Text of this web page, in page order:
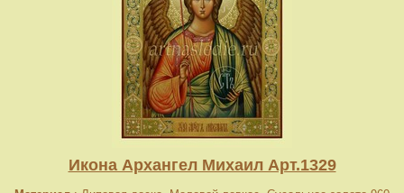
Икона Архангел Михаил Арт.1329